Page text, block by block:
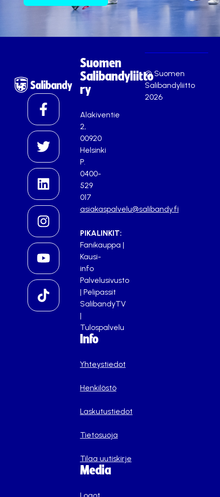
Suomen
Salibandyliitto
ry
Alakiventie
2,
00920
Helsinki
P.
0400-
529
017
asiakaspalvelu@salibandy.fi
PIKALINKIT:
Fanikauppa |
Kausi-
info
Palvelusivusto
| Pelipassit
SalibandyTV
|
Tulospalvelu
Info
Yhteystiedot
Henkilöstö
Laskutustiedot
Tietosuoja
Tilaa uutiskirje
Media
© Suomen
Salibandyliitto
2026